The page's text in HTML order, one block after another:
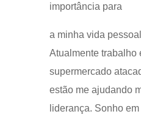
importância para
a minha vida
Atualmente trabalho
supermercado
estão me ajudando
liderança. Sonho